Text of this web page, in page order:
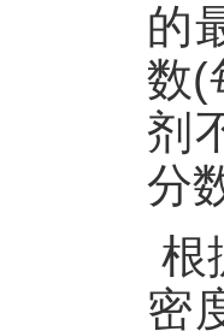
的
数(
剂
分
根
密